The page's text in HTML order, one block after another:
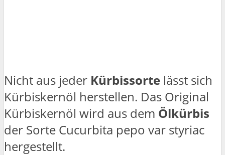
Nicht aus jeder Kürbissorte lässt sich
Kürbiskernöl herstellen. Das Original
Kürbiskernöl wird aus dem Ölkürbis
der Sorte Cucurbita pepo var styriac
hergestellt.